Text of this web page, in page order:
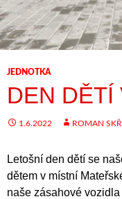
JEDNOTKA
DEN DĚTÍ
1.6.2022 ROMAN
Letošní den dětí se
dětem v místní
naše zásahové